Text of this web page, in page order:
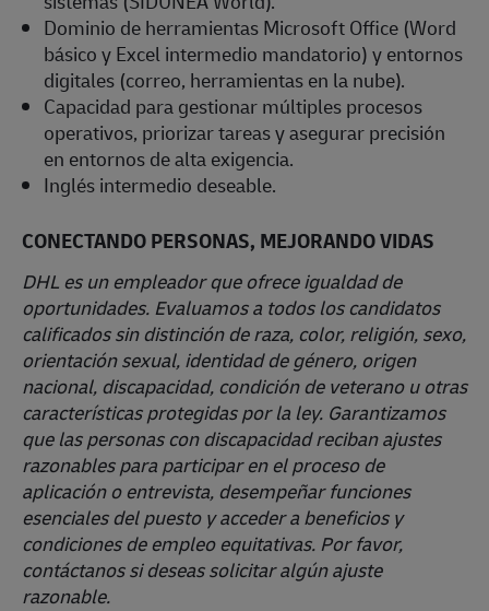
Dominio de herramientas Microsoft Office (Word
básico y Excel intermedio mandatorio) y entornos
digitales (correo, herramientas en la nube).
Capacidad para gestionar múltiples procesos
operativos, priorizar tareas y asegurar precisión
en entornos de alta exigencia.
Inglés intermedio deseable.
CONECTANDO PERSONAS, MEJORANDO VIDAS
DHL es un empleador que ofrece igualdad de
oportunidades. Evaluamos a todos los candidatos
calificados sin distinción de raza, color, religión, sexo,
orientación sexual, identidad de género, origen
nacional, discapacidad, condición de veterano u otras
características protegidas por la ley. Garantizamos
que las personas con discapacidad reciban ajustes
razonables para participar en el proceso de
aplicación o entrevista, desempeñar funciones
esenciales del puesto y acceder a beneficios y
condiciones de empleo equitativas. Por favor,
contáctanos si deseas solicitar algún ajuste
razonable.